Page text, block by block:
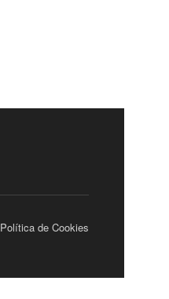
Política de Cookies